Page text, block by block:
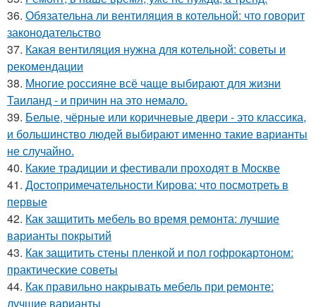
36. Обязательна ли вентиляция в котельной: что говорит
законодательство
37. Какая вентиляция нужна для котельной: советы и
рекомендации
38. Многие россияне всё чаще выбирают для жизни
Таиланд - и причин на это немало.
39. Белые, чёрные или коричневые двери - это классика,
и большинство людей выбирают именно такие варианты
не случайно.
40. Какие традиции и фестивали проходят в Москве
41. Достопримечательности Кирова: что посмотреть в
первые
42. Как защитить мебель во время ремонта: лучшие
варианты покрытий
43. Как защитить стены пленкой и пол гофрокартоном:
практические советы
44. Как правильно накрывать мебель при ремонте:
лучшие варианты